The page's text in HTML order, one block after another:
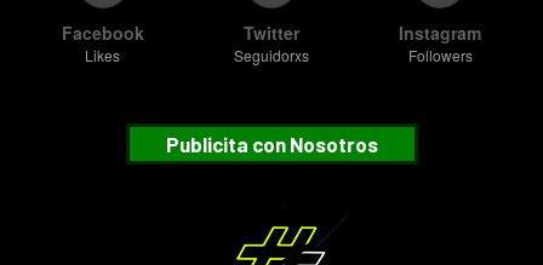
Facebook
Likes
Twitter
Seguidorxs
Instagram
Followers
Publicita con Nosotros